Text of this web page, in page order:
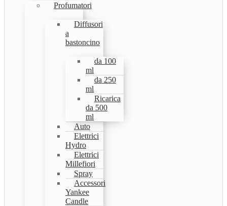
Profumatori
Diffusori
a
bastoncino
da 100
ml
da 250
ml
Ricarica
da 500
ml
Auto
Elettrici
Hydro
Elettrici
Millefiori
Spray
Accessori
Yankee
Candle